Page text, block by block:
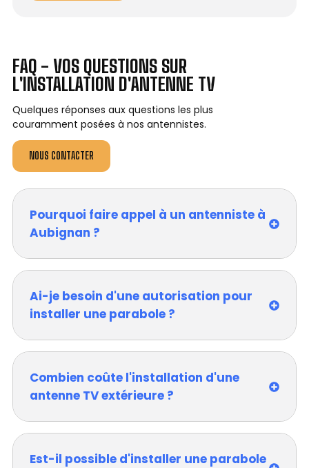
FAQ - VOS QUESTIONS SUR
L'INSTALLATION D'ANTENNE TV
Quelques réponses aux questions les plus
couramment posées à nos antennistes.
NOUS CONTACTER
Pourquoi faire appel à un antenniste à
Aubignan ?
Ai-je besoin d'une autorisation pour
installer une parabole ?
Combien coûte l'installation d'une
antenne TV extérieure ?
Est-il possible d'installer une parabole